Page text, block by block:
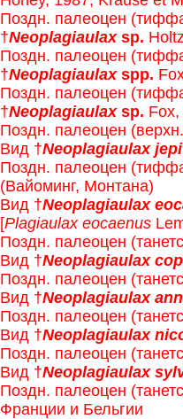
Поздн. палеоцен
†Neoplagiaulaxsр.
Поздн. палеоцен
†Neoplagiaulaxsрр.
Поздн. палеоцен
†Neoplagiaulaxsр.
Поздн. палеоцен
Вид †Neoplagiaulax jepi
Поздн. палеоцен
(Вайоминг, Монтана)
Вид †Neoplagiaulax
[Plagiaulax eocaenus
Поздн. палеоцен
Вид †Neoplagiaulax
Поздн. палеоцен
Вид †Neoplagiaulax
Поздн. палеоцен
Вид †Neoplagiaulax
Поздн. палеоцен
Вид †Neoplagiaulax
Поздн. палеоцен
Франции и Бельгии